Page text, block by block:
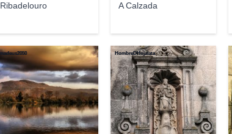
Ribadelouro A Calzada
HombreDHojalata